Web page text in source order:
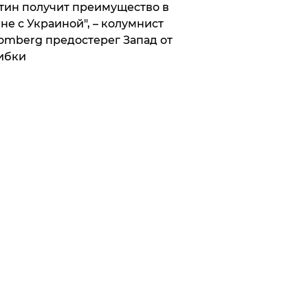
получит преимущество в
с Украиной", – колумнист
предостерег Запад от